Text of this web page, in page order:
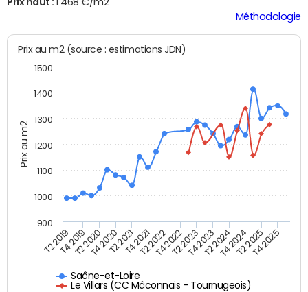
Méthodologie
Prix au m2
Prix au m2 (source : estimations JDN)
Saône-et-Loire
Le Villars (CC Mâconnais - Tournugeois)
T2 2019T4 2019T2 2020T4 2020T2 2021T4 2021T2 2022T4 2022T2 2023T4 2023T2 2024T4 2024T2 2025T4 2025
900
1000
1100
1200
1300
1400
1500